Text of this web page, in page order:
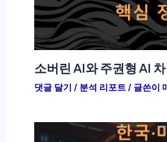
소버린 AI와 주권형 AI
댓글 달기 / 분석 리포트/ 글쓴이